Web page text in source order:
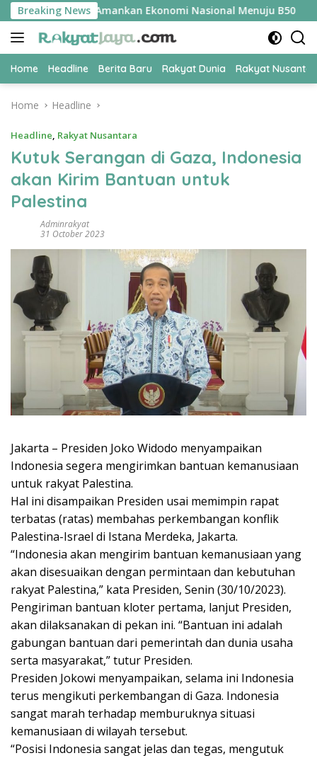
Skip
to
content
Breaking News
Jadi Kunci Amankan Ekonomi Nasional Menuju B50
Home Headline Berita Baru Rakyat Dunia Rakyat
Home Headline
Headline, Rakyat Nusantara
Kutuk Serangan di Gaza, Indonesia
akan Kirim Bantuan untuk
Palestina
Adminrakyat
31 October 2023
Jakarta – Presiden Joko Widodo menyampaikan
Indonesia segera mengirimkan bantuan kemanusiaan
untuk rakyat Palestina.
Hal ini disampaikan Presiden usai memimpin rapat
terbatas (ratas) membahas perkembangan konflik
Palestina-Israel di Istana Merdeka, Jakarta.
“Indonesia akan mengirim bantuan kemanusiaan yang
akan disesuaikan dengan permintaan dan kebutuhan
rakyat Palestina,” kata Presiden, Senin (30/10/2023).
Pengiriman bantuan kloter pertama, lanjut Presiden,
akan dilaksanakan di pekan ini. “Bantuan ini adalah
gabungan bantuan dari pemerintah dan dunia usaha
serta masyarakat,” tutur Presiden.
Presiden Jokowi menyampaikan, selama ini Indonesia
terus mengikuti perkembangan di Gaza. Indonesia
sangat marah terhadap memburuknya situasi
kemanusiaan di wilayah tersebut.
“Posisi Indonesia sangat jelas dan tegas, mengutuk